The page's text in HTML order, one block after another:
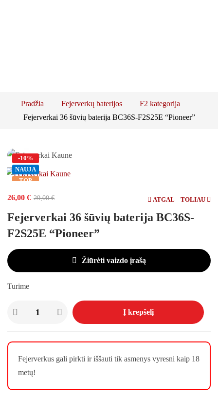
Pradžia Fejerverkų baterijos
F2 kategorija
Fejerverkai 36 šūvių baterija BC36S-F2S25E “Pioneer”
-10%
NAUJA
TOP
Žiūrėti vaizdo įrašą
ATGAL TOLIAU
26,00 € 29,00€
Fejerverkai 36 šūvių baterija BC36S-
F2S25E “Pioneer”
Žiūrėti vaizdo įrašą
Turime
Į krepšelį
Fejerverkus gali pirkti ir iššauti tik asmenys vyresni kaip 18
metų!